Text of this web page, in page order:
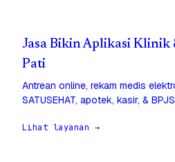
Jasa Bikin Aplikasi Klinik
Pati
Antrean online, rekam medis
SATUSEHAT, apotek, kasir, &
Lihat layanan →